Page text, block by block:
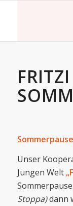
Sommerpause
Unser
Jungen Welt
Stoppa)dann